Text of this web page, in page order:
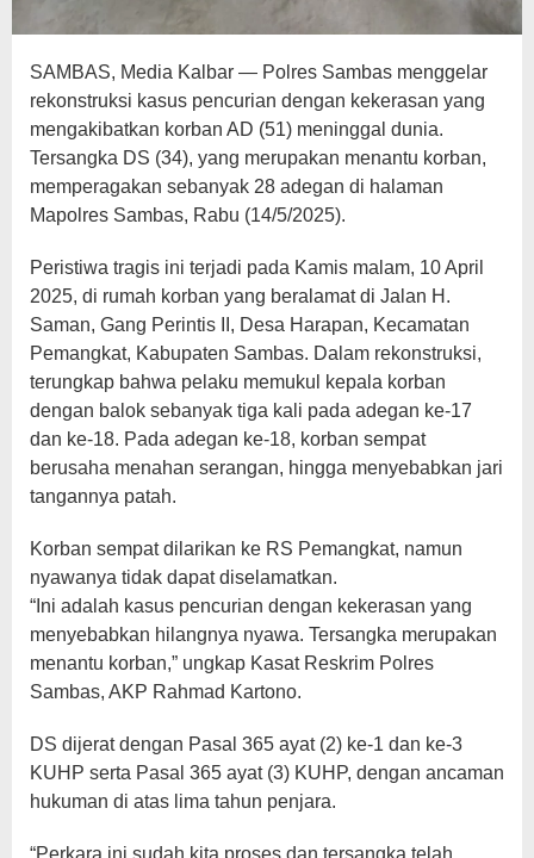
SAMBAS, Media Kalbar — Polres Sambas menggelar
rekonstruksi kasus pencurian dengan kekerasan yang
mengakibatkan korban AD (51) meninggal dunia.
Tersangka DS (34), yang merupakan menantu korban,
memperagakan sebanyak 28 adegan di halaman
Mapolres Sambas, Rabu (14/5/2025).
Peristiwa tragis ini terjadi pada Kamis malam, 10 April
2025, di rumah korban yang beralamat di Jalan H.
Saman, Gang Perintis II, Desa Harapan, Kecamatan
Pemangkat, Kabupaten Sambas. Dalam rekonstruksi,
terungkap bahwa pelaku memukul kepala korban
dengan balok sebanyak tiga kali pada adegan ke-17
dan ke-18. Pada adegan ke-18, korban sempat
berusaha menahan serangan, hingga menyebabkan jari
tangannya patah.
Korban sempat dilarikan ke RS Pemangkat, namun
nyawanya tidak dapat diselamatkan.
“Ini adalah kasus pencurian dengan kekerasan yang
menyebabkan hilangnya nyawa. Tersangka merupakan
menantu korban,” ungkap Kasat Reskrim Polres
Sambas, AKP Rahmad Kartono.
DS dijerat dengan Pasal 365 ayat (2) ke-1 dan ke-3
KUHP serta Pasal 365 ayat (3) KUHP, dengan ancaman
hukuman di atas lima tahun penjara.
“Perkara ini sudah kita proses dan tersangka telah